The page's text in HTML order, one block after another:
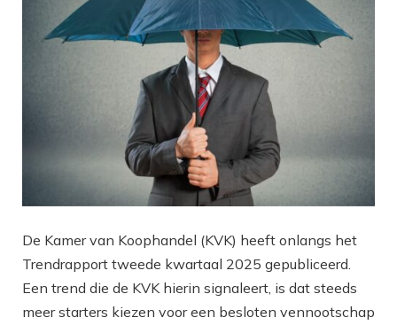
De Kamer van Koophandel (KVK) heeft onlangs het
Trendrapport tweede kwartaal 2025 gepubliceerd.
Een trend die de KVK hierin signaleert, is dat steeds
meer starters kiezen voor een besloten vennootschap